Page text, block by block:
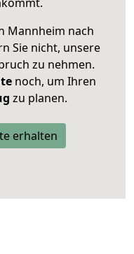
Mannheim nach
Sie nicht, unsere
zu nehmen.
noch, um Ihren
zu planen.
erhalten